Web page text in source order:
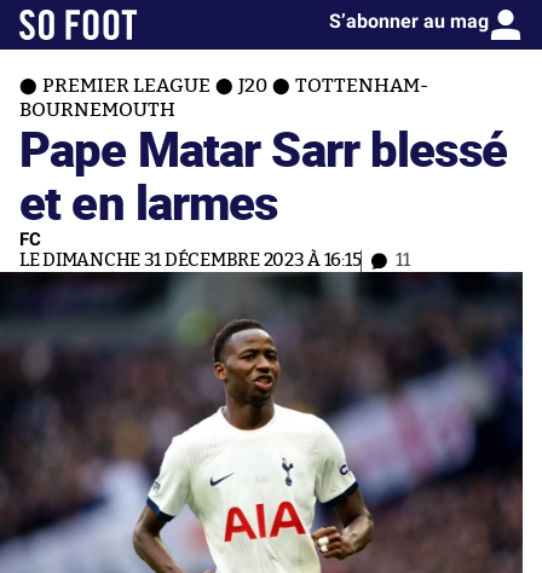
S’abonner au mag
PREMIER LEAGUE J20
TOTTENHAM-
BOURNEMOUTH
Pape Matar Sarr blessé
et en larmes
FC
LE DIMANCHE 31 DÉCEMBRE 2023 À 16:15 11